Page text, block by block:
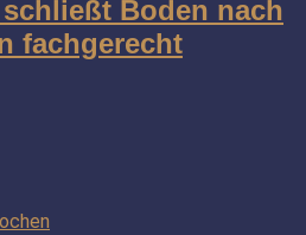
Boden nach
fachgerecht